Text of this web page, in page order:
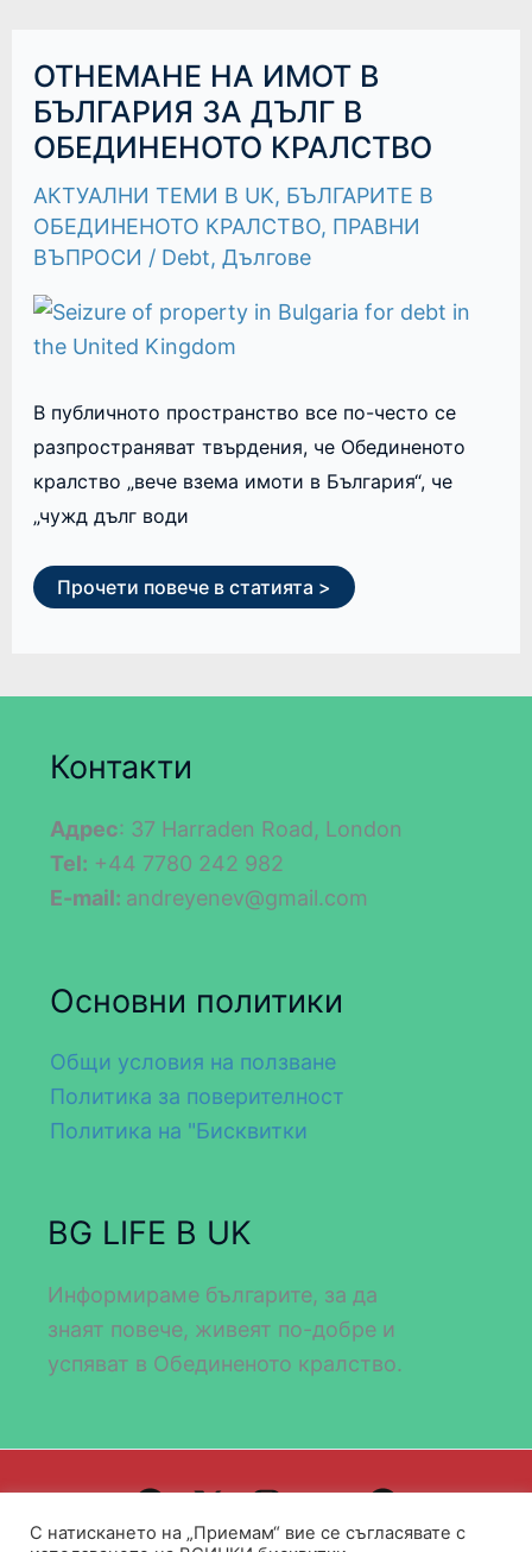
ОТНЕМАНЕ НА ИМОТ В
БЪЛГАРИЯ ЗА ДЪЛГ В
ОБЕДИНЕНОТО КРАЛСТВО
АКТУАЛНИ ТЕМИ В UK, БЪЛГАРИТЕ В
ОБЕДИНЕНОТО КРАЛСТВО, ПРАВНИ
ВЪПРОСИ / Debt, Дългове
В публичното пространство все по-често се
разпространяват твърдения, че Обединеното
кралство „вече взема имоти в България“, че
„чужд дълг води
ОТНЕМАНЕ
НА
ИМОТ
В
БЪЛГАРИЯ
ЗА
В
ОБЕДИНЕНОТО
КРАЛСТВО
Прочети повече в статията >
Контакти
Адрес: 37 Harraden Road, London
Tel: +44 7780 242 982
E-mail: andreyenev@gmail.com
Основни политики
Общи условия на ползване
Политика за поверителност
Политика на "Бисквитки
BG LIFE В UK
Информираме българите, за да
знаят повече, живеят по-добре и
успяват в Обединеното кралство.
С натискането на „Приемам“ вие се съгласявате с